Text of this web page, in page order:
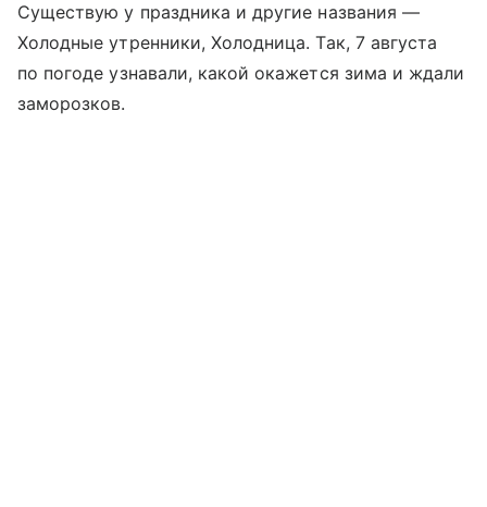
Существую у праздника и другие названия —
Холодные утренники, Холодница. Так, 7 августа
по погоде узнавали, какой окажется зима и ждали
заморозков.